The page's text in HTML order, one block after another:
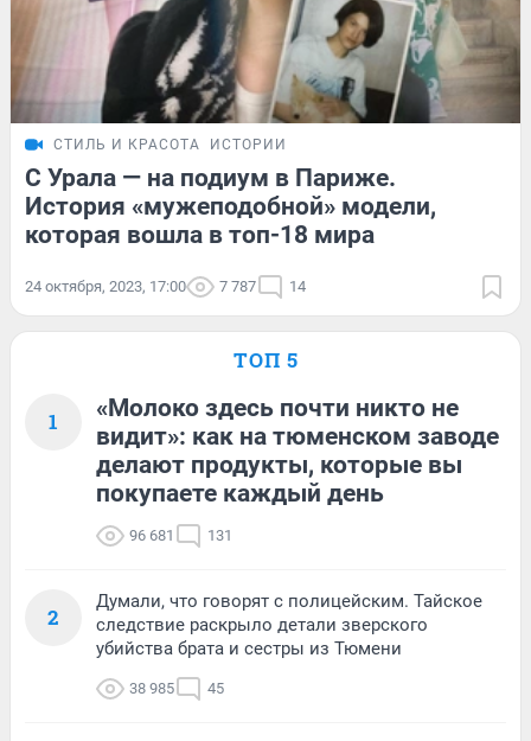
СТИЛЬ И КРАСОТА ИСТОРИИ
С Урала — на подиум в Париже.
История «мужеподобной» модели,
которая вошла в топ-18 мира
24 октября, 2023, 17:00 7 787 14
ТОП 5
1
«Молоко здесь почти никто не
видит»: как на тюменском заводе
делают продукты, которые вы
покупаете каждый день
96 681 131
2
Думали, что говорят с полицейским. Тайское
следствие раскрыло детали зверского
убийства брата и сестры из Тюмени
38 985 45